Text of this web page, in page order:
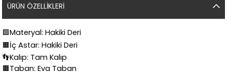
ÜRÜN ÖZELLIKLERI
🟩Materyal: Hakiki Deri
🟧İç Astar: Hakiki Deri
👣Kalıp: Tam Kalıp
🟫Taban: Eva Taban